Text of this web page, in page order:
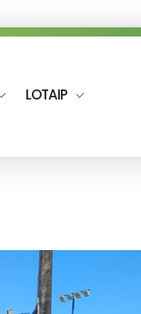
LOTAIP